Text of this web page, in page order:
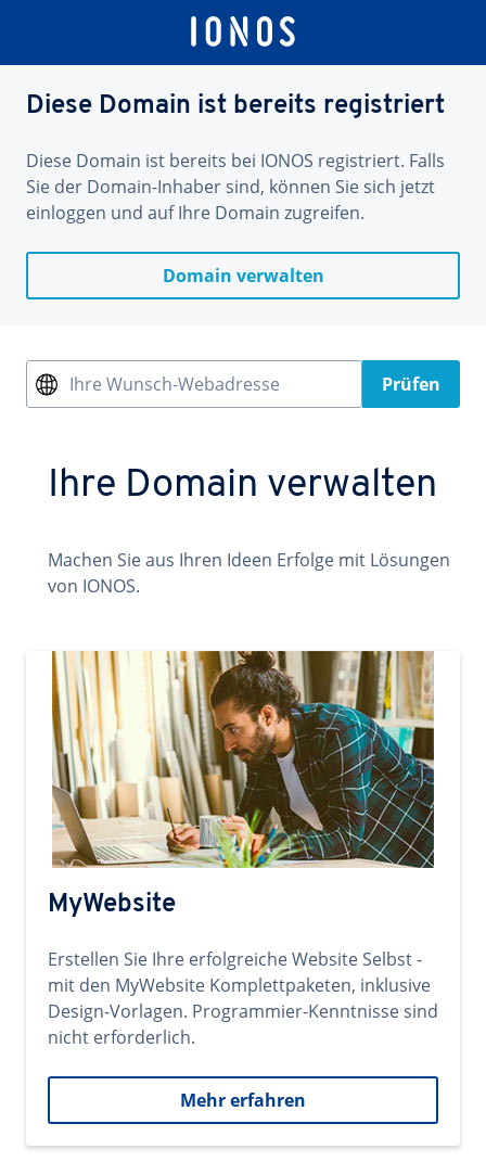
Diese Domain ist bereits registriert
Diese Domain ist bereits bei IONOS registriert. Falls
Sie der Domain-Inhaber sind, können Sie sich jetzt
einloggen und auf Ihre Domain zugreifen.
Domain verwalten
Ihre Wunsch-Webadresse Prüfen
Ihre Domain verwalten
Machen Sie aus Ihren Ideen Erfolge mit Lösungen
von IONOS.
MyWebsite
Erstellen Sie Ihre erfolgreiche Website Selbst -
mit den MyWebsite Komplettpaketen, inklusive
Design-Vorlagen. Programmier-Kenntnisse sind
nicht erforderlich.
Mehr erfahren